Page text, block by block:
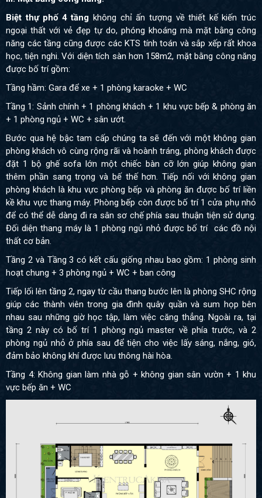
Biệt thự phố 4 tầng không chỉ ấn tượng về thiết kế kiến trúc
ngoại thất với vẻ đẹp tự do, phóng khoáng mà mặt bằng công
năng các tầng cũng được các KTS tính toán và sắp xếp rất khoa
học, tiện nghi. Với diện tích sàn hơn 158m2, mặt bằng công năng
được bố trí gồm:
Tầng hầm: Gara để xe + 1 phòng karaoke + WC
Tầng 1: Sảnh chính + 1 phòng khách + 1 khu vực bếp & phòng ăn
+ 1 phòng ngủ + WC + sân ướt.
Bước qua hệ bậc tam cấp chúng ta sẽ đến với một không gian
phòng khách vô cùng rộng rãi và hoành tráng, phòng khách được
đặt 1 bộ ghế sofa lớn một chiếc bàn cỡ lớn giúp không gian
thêm phần sang trọng và bế thế hơn. Tiếp nối với không gian
phòng khách là khu vực phòng bếp và phòng ăn được bố trí liền
kề khu vực thang máy. Phòng bếp còn được bố trí 1 cửa phụ nhỏ
để có thể dễ dàng đi ra sân sơ chế phía sau thuận tiện sử dụng.
Đối diện thang máy là 1 phòng ngủ nhỏ được bố trí các đồ nội
thất cơ bản.
Tầng 2 và Tầng 3 có kết cấu giống nhau bao gồm: 1 phòng sinh
hoạt chung + 3 phòng ngủ + WC + ban công
Tiếp lối lên tầng 2, ngay từ cầu thang bước lên là phòng SHC rộng
giúp các thành viên trong gia đình quây quần và sum họp bên
nhau sau những giờ học tập, làm việc căng thẳng. Ngoài ra, tại
tầng 2 này có bố trí 1 phòng ngủ master về phía trước, và 2
phòng ngủ nhỏ ở phía sau để tiện cho việc lấy sáng, nắng, gió,
đảm bảo không khí được lưu thông hài hòa.
Tầng 4: Không gian làm nhà gỗ + không gian sân vườn + 1 khu
vực bếp ăn + WC